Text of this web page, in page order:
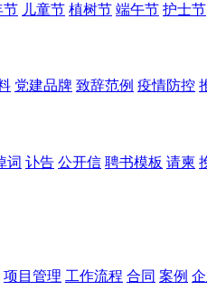
节 儿童节 植树节 端午节 护士节
党建品牌 致辞范例 疫情防控
词 讣告 公开信 聘书模板 请柬
项目管理 工作流程 合同 案例